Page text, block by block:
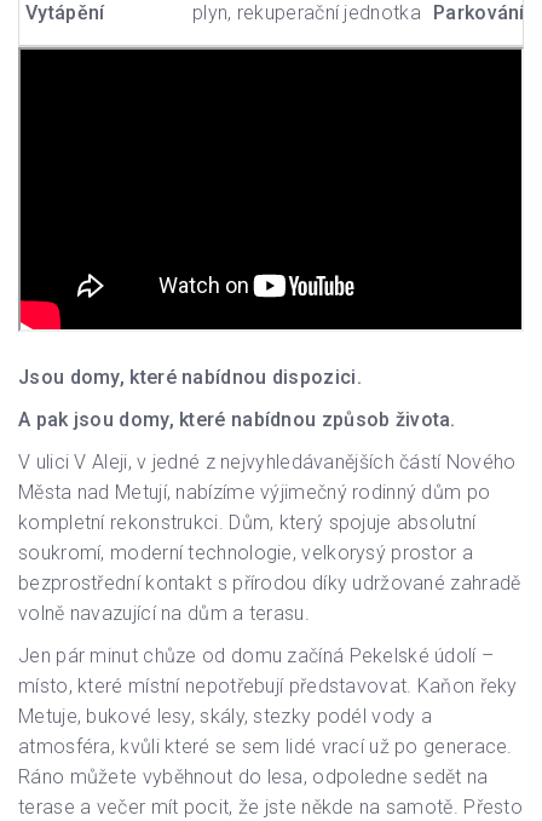
Vytápění
plyn, rekuperační jednotka Parkování
Jsou domy, které nabídnou dispozici.
A pak jsou domy, které nabídnou způsob života.
V ulici V Aleji, v jedné z nejvyhledávanějších částí Nového
Města nad Metují, nabízíme výjimečný rodinný dům po
kompletní rekonstrukci. Dům, který spojuje absolutní
soukromí, moderní technologie, velkorysý prostor a
bezprostřední kontakt s přírodou díky udržované zahradě
volně navazující na dům a terasu.
Jen pár minut chůze od domu začíná Pekelské údolí –
místo, které místní nepotřebují představovat. Kaňon řeky
Metuje, bukové lesy, skály, stezky podél vody a
atmosféra, kvůli které se sem lidé vrací už po generace.
Ráno můžete vyběhnout do lesa, odpoledne sedět na
terase a večer mít pocit, že jste někde na samotě. Přesto